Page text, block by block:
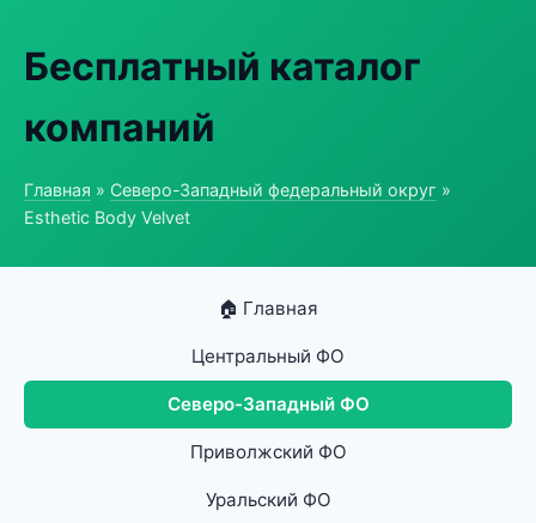
Бесплатный каталог
компаний
Главная » Северо-Западный федеральный округ »
Esthetic Body Velvet
🏠 Главная
Центральный ФО
Северо-Западный ФО
Приволжский ФО
Уральский ФО